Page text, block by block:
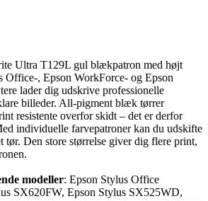
Ultra T129L gul blækpatron med højt
Office-, Epson WorkForce- og Epson
lader dig udskrive professionelle
billeder. All-pigment blæk tørrer
resistente overfor skidt – det er derfor
individuelle farvepatroner kan du udskifte
tør. Den store størrelse giver dig flere print,
modeller: Epson Stylus Office
SX620FW, Epson Stylus SX525WD,